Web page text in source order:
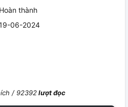
Hoàn thành
06-2024
/92392lượt đọc